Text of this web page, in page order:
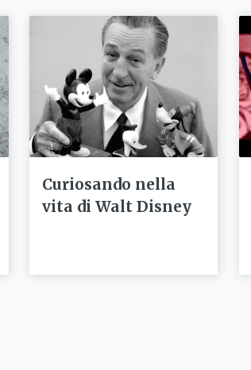
Curiosando nella
vita di Walt Disney